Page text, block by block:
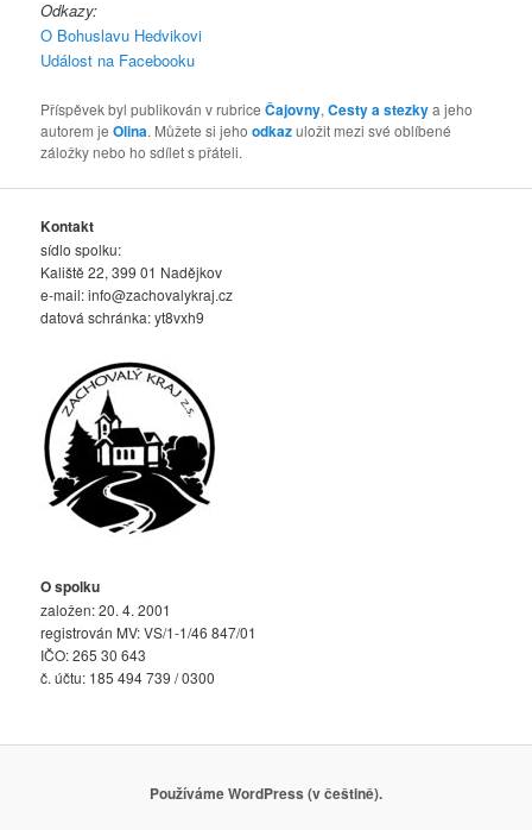
Odkazy:
O Bohuslavu Hedvikovi
Událost na Facebooku
Příspěvek byl publikován v rubriceČajovny,Cesty a stezkya jeho
autorem jeOlina. Můžete si jehoodkazuložit mezi své oblíbené
záložky nebo ho sdílet s přáteli.
Kontakt
sídlo spolku:
Kaliště 22, 399 01 Nadějkov
e-mail:info@zachovalykraj.cz
datová schránka: yt8vxh9
O spolku
založen: 20. 4. 2001
registrován MV: VS/1-1/46 847/01
IČO: 265 30 643
č. účtu: 185 494 739 / 0300
Používáme WordPress (v češtině).